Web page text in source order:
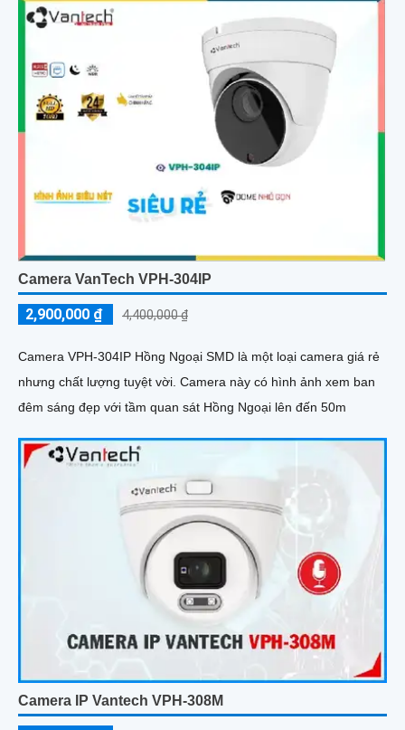
Camera VanTech VPH-304IP
2,900,000 ₫ 4,400,000 ₫
Camera VPH-304IP Hồng Ngoại SMD là một loại camera giá rẻ
nhưng chất lượng tuyệt vời. Camera này có hình ảnh xem ban
đêm sáng đẹp với tầm quan sát Hồng Ngoại lên đến 50m
Camera IP Vantech VPH-308M